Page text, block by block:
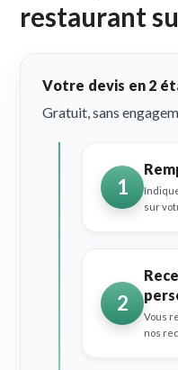
restaurant
Votre devis en 2
Gratuit, sans
1
sur
2
Vous
nos